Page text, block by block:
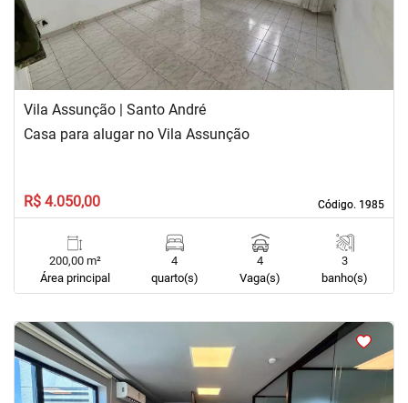
Vila Assunção | Santo André
Código. 1985
Código. 1985
Casa para alugar no Vila Assunção
R$ 4.050,00
200,00 m²
Área principal
4
quarto(s)
4
Vaga(s)
3
banho(s)
<<<<